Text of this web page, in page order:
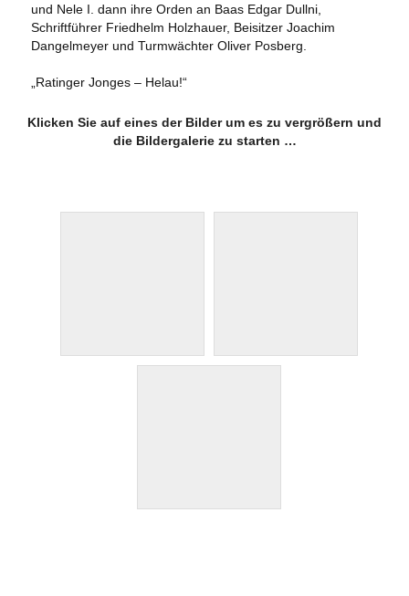
und Nele I. dann ihre Orden an Baas Edgar Dullni,
Schriftführer Friedhelm Holzhauer, Beisitzer Joachim
Dangelmeyer und Turmwächter Oliver Posberg.
„Ratinger Jonges – Helau!“
Klicken Sie auf eines der Bilder um es zu vergrößern und
die Bildergalerie zu starten …